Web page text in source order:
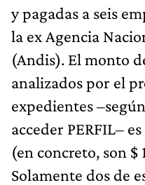
y pagadas a seis
la ex Agencia
(Andis). El monto
analizados por el
expedientes
acceder PERFIL– es
(en concreto, son $
Solamente dos de